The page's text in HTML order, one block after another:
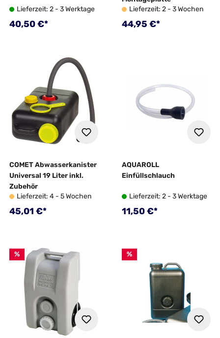
Lieferzeit: 2 - 3 Werktage
Regulärer Preis:
40,50 €*
Lieferzeit: 2 - 3 Wochen
Regulärer Preis:
44,95 €*
COMET Abwasserkanister
Universal 19 Liter inkl.
Zubehör
Lieferzeit: 4 - 5 Wochen
Regulärer Preis:
45,01 €*
AQUAROLL
Einfüllschlauch
Lieferzeit: 2 - 3 Werktage
Regulärer Preis:
11,50 €*
% %